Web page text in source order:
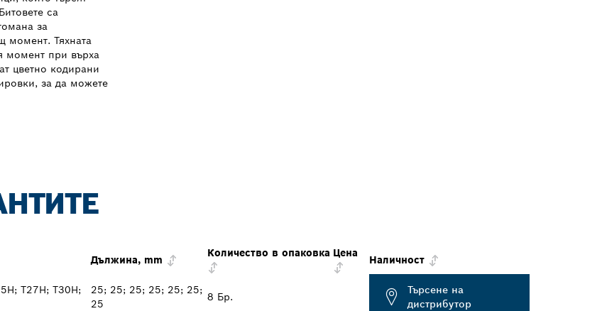
са
за
момент. Тяхната
момент при върха
цветно кодирани
за да можете
Дължина, mm
Количество в опаковка Цена
Наличност
T27H; T30H;
25; 25; 25; 25; 25; 25;
25
8 Бр.
Търсене на
дистрибутор